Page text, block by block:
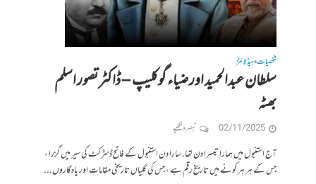
شخصیات•ہیڈلائنز
سلطان عبدالحمید اور ضیاء گوکلیپ – ڈاکٹر تصور اسلم
بھٹہ
02/11/2025 تبصرہ لکھیے
آج استنبول میں ہمارا تیسرا دن تھا. سارا دن استنبول کے فاتح ڈسڑکٹ کی سیر میں گزرا ،
جس کے ہر ہر کونے میں تاریخ رقم ہے ، جس کی گلیاں تاریخی مقامات اور یادگاروں...